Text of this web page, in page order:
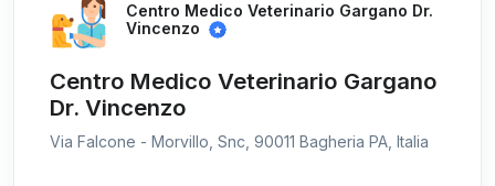
Centro Medico Veterinario Gargano Dr.
Vincenzo
Centro Medico Veterinario Gargano
Dr. Vincenzo
Via Falcone - Morvillo, Snc, 90011 Bagheria PA, Italia